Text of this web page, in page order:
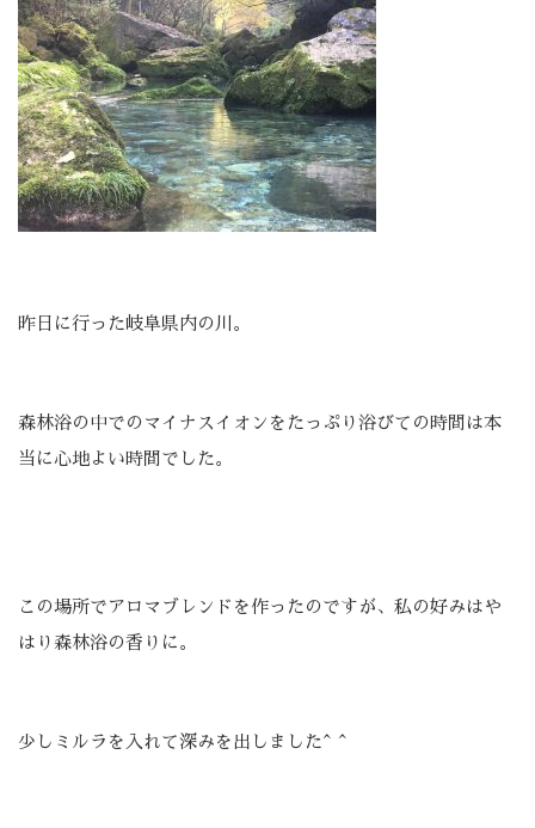
昨日に行った岐阜県内の川。
森林浴の中でのマイナスイオンをたっぷり浴びての時間は本
当に心地よい時間でした。
この場所でアロマブレンドを作ったのですが、私の好みはや
はり森林浴の香りに。
少しミルラを入れて深みを出しました^ ^